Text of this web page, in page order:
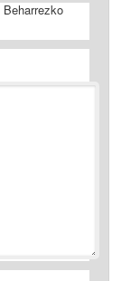
Beharrezko